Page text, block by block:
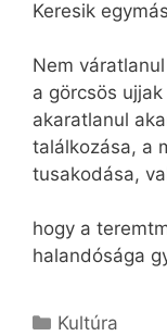
Keresik
Nem
a görcsös
akaratlanul
találkozása, a
tusakodása,
hogy a
halandósága
Kategória
Kultúra